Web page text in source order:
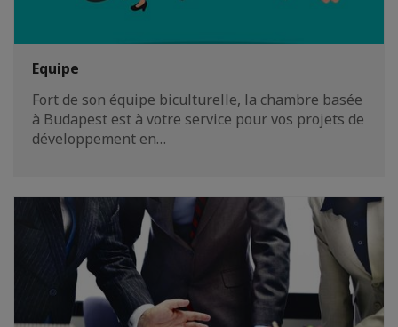
Equipe
Fort de son équipe biculturelle, la chambre basée
à Budapest est à votre service pour vos projets de
développement en…